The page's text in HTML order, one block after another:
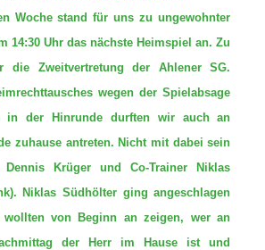
Woche stand für uns zu ungewohnter
14:30 Uhr das nächste Heimspiel an. Zu
die Zweitvertretung der Ahlener SG.
wegen der Spielabsage
in der Hinrunde durften wir auch an
zuhause antreten. Nicht mit dabei sein
Krüger und Co-Trainer Niklas
Niklas Südhölter ging angeschlagen
von Beginn an zeigen, wer an
der Herr im Hause ist und